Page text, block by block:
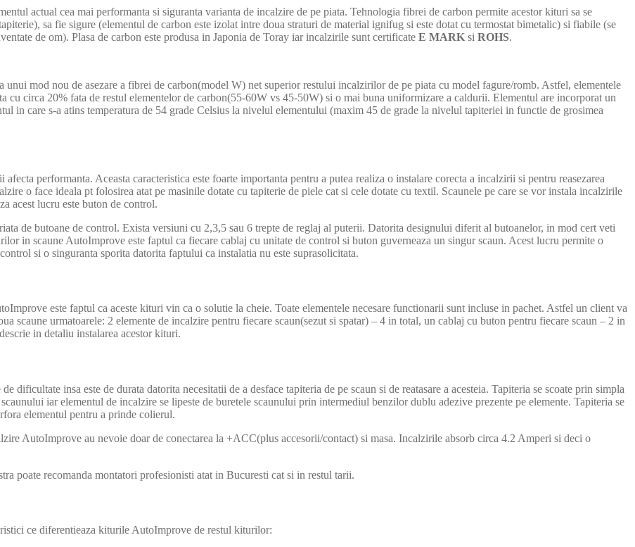
actual cea mai performanta si siguranta varianta de incalzire de pe piata. Tehnologia fibrei de carbon permite acestor kituri sa se
sa fie sigure (elementul de carbon este izolat intre doua straturi de material ignifug si este dotat cu termostat bimetalic) si fiabile (se
de om). Plasa de carbon este produsa in Japonia de Toray iar incalzirile sunt certificate E MARK si ROHS.
mod nou de asezare a fibrei de carbon(model W) net superior restului incalzirilor de pe piata cu model fagure/romb. Astfel, elementele
cu circa 20% fata de restul elementelor de carbon(55-60W vs 45-50W) si o mai buna uniformizare a caldurii. Elementul are incorporat un
in care s-a atins temperatura de 54 grade Celsius la nivelul elementului (maxim 45 de grade la nivelul tapiteriei in functie de grosimea
performanta. Aceasta caracteristica este foarte importanta pentru a putea realiza o instalare corecta a incalzirii si pentru reasezarea
o face ideala pt folosirea atat pe masinile dotate cu tapiterie de piele cat si cele dotate cu textil. Scaunele pe care se vor instala incalzirile
acest lucru este buton de control.
de butoane de control. Exista versiuni cu 2,3,5 sau 6 trepte de reglaj al puterii. Datorita designului diferit al butoanelor, in mod cert veti
in scaune AutoImprove este faptul ca fiecare cablaj cu unitate de control si buton guverneaza un singur scaun. Acest lucru permite o
si o singuranta sporita datorita faptului ca instalatia nu este suprasolicitata.
este faptul ca aceste kituri vin ca o solutie la cheie. Toate elementele necesare functionarii sunt incluse in pachet. Astfel un client va
scaune urmatoarele: 2 elemente de incalzire pentru fiecare scaun(sezut si spatar) – 4 in total, un cablaj cu buton pentru fiecare scaun – 2 in
in detaliu instalarea acestor kituri.
dificultate insa este de durata datorita necesitatii de a desface tapiteria de pe scaun si de reatasare a acesteia. Tapiteria se scoate prin simpla
iar elementul de incalzire se lipeste de buretele scaunului prin intermediul benzilor dublu adezive prezente pe elemente. Tapiteria se
elementul pentru a prinde colierul.
AutoImprove au nevoie doar de conectarea la +ACC(plus accesorii/contact) si masa. Incalzirile absorb circa 4.2 Amperi si deci o
poate recomanda montatori profesionisti atat in Bucuresti cat si in restul tarii.
ce diferentieaza kiturile AutoImprove de restul kiturilor: